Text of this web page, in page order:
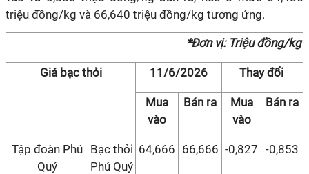
triệu đồng/kg và 66,640 triệu đồng/kg tương ứng.
*Đơn vị: Triệu đồng/kg
Giá bạc thỏi 11/6/2026 Thay đổi
Mua
vào
Bán ra
Mua
vào
Bán ra
Tập đoàn Phú
Quý
Bạc thỏi
Phú Quý
64,666 66,666 -0,827 -0,853